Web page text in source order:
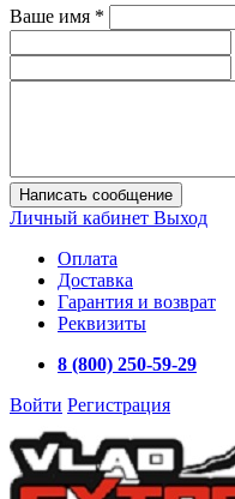
Ваше имя *
Написать сообщение
Личный кабинет Выход
Оплата
Доставка
Гарантия и возврат
Реквизиты
8 (800) 250-59-29
Войти Регистрация